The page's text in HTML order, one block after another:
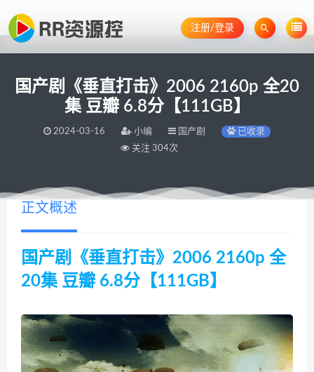
注册/登录
国产剧《垂直打击》2006 2160p 全20
集 豆瓣 6.8分【111GB】
2024-03-16 小编 国产剧
已收录
关注 304次
正文概述
国产剧《垂直打击》2006 2160p 全
20集 豆瓣 6.8分【111GB】